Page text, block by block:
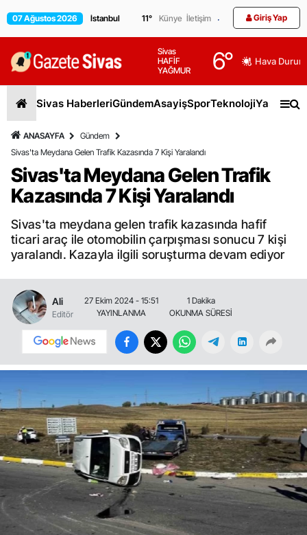
07 Ağustos 2026 11° Künye İletişim Giriş Yap
Sivas
HAFİF
YAĞMUR
6° Hava
Sivas HaberleriGündemAsayişSporTeknolojiYaşam
ANASAYFA
Gündem
Sivas'ta Meydana Gelen Trafik Kazasında 7 Kişi Yaralandı
Sivas'ta Meydana Gelen Trafik
Kazasında 7 Kişi Yaralandı
Sivas'ta meydana gelen trafik kazasında hafif
ticari araç ile otomobilin çarpışması sonucu 7 kişi
yaralandı. Kazayla ilgili soruşturma devam ediyor
Ali
Editör
27 Ekim 2024 - 15:51
YAYINLANMA
1 Dakika
OKUNMA SÜRESİ